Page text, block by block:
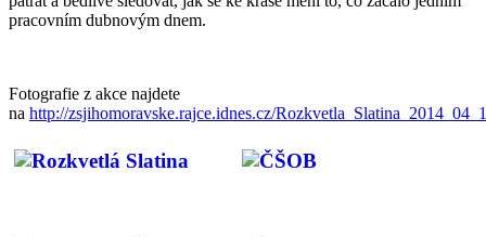
pracovním dubnovým dnem.
Fotografie z akce najdete
na http://zsjihomoravske.rajce.idnes.cz/